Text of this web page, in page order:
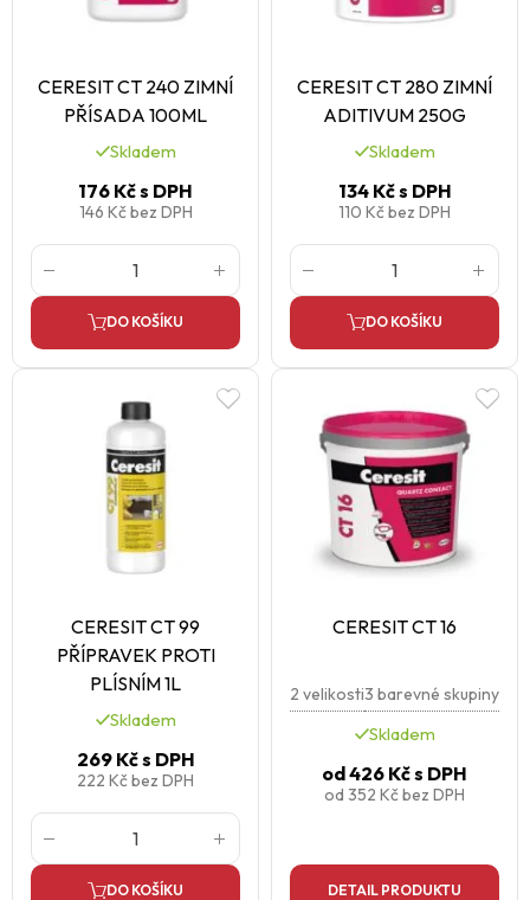
CERESIT CT 240 ZIMNÍ
PŘÍSADA 100ML
Skladem
176 Kčs DPH
146 Kčbez DPH
DO KOŠÍKU
CERESIT CT 280 ZIMNÍ
ADITIVUM 250G
Skladem
134 Kčs DPH
110 Kčbez DPH
DO KOŠÍKU
CERESIT CT 99
PŘÍPRAVEK PROTI
PLÍSNÍM 1L
Skladem
269 Kčs DPH
222 Kčbez DPH
DO KOŠÍKU
CERESIT CT 16
2 velikosti3 barevné skupiny
Skladem
od426 Kčs DPH
od 352 Kčbez DPH
DETAIL PRODUKTU